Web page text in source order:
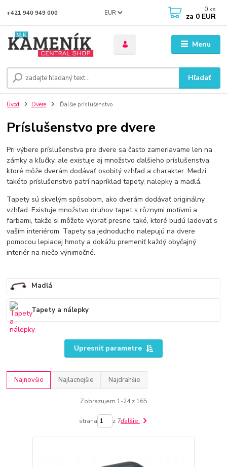
Menu
EUR
Hľadať
+421 940 949 000 0 ks
za 0 EUR
Úvod Dvere Ďalšie príslušenstvo
Príslušenstvo pre dvere
Pri výbere príslušenstva pre dvere sa často zameriavame len na
zámky a kľučky, ale existuje aj množstvo ďalšieho príslušenstva,
ktoré môže dverám dodávať osobitý vzhľad a charakter. Medzi
takéto príslušenstvo patrí napríklad tapety, nalepky a madlá.
Tapety sú skvelým spôsobom, ako dverám dodávať originálny
vzhľad. Existuje množstvo druhov tapet s rôznymi motívmi a
farbami, takže si môžete vybrať presne také, ktoré budú ladovať s
vaším interiérom. Tapety sa jednoducho nalepujú na dvere
pomocou lepiacej hmoty a dokážu premeniť každý obyčajný
interiér na niečo výnimočné.
Madlá
Tapety a nálepky
Upresniť parametre
Najnovšie Najlacnejšie Najdrahšie
Zobrazujem 1-24 z 165
strana z 7ďalšie